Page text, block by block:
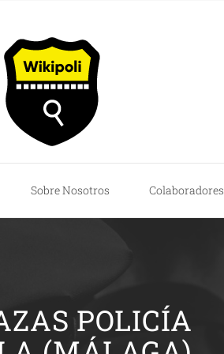
Sobre Nosotros Colaboradores
POLICÍA